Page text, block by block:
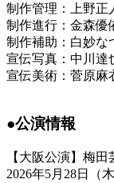
制作管理：上野正
制作進行：金森優
制作補助：白妙な
宣伝写真：中川達
宣伝美術：菅原麻
●公演情報
【大阪公演】梅
2026年5月28日（